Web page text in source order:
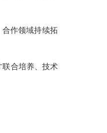
作领域持续拓
联合培养、技术